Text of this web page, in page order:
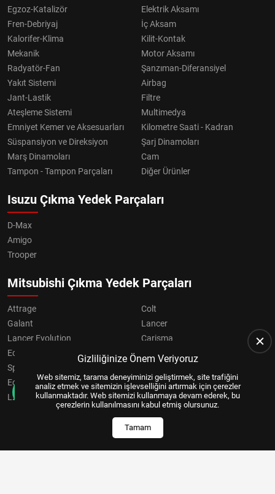
Egzoz-Katalizör
Elektrik Aksamı
Fren-Debriyaj
İç Aksam
Kalorifer-Klima
Kilit-Kontak
Mekanik
Motor Aksamı
Radyatör-Fan
Şanzıman-Diferansiyel
Yakıt Sistemi
Airbag
Jant-Lastik
Filtre
Ateşleme Sistemi
Multimedya
Emniyet Kemer ve Aksesuarları
Kilometre Saati - Kadran
Süspansiyon ve Direksiyon
Şarj Dinamoları
Marş Dinamoları
Cam
Tampon - Tampon Parçaları
Diğer Ürünler
Isuzu Çıkma Yedek Parçaları
D-Max
Amigo
Trooper
Mitsubishi Çıkma Yedek Parçaları
Attrage
Colt
Galant
Lancer
Lancer Evolution
Carisma
Eclipse
Grandis
Space Star
Eclipse Cross
OUTLANDER
L200
Pajero
Gizliliğinize Önem Veriyoruz
Web sitemiz, tarama deneyiminizi geliştirmek, site trafiğini
analiz etmek ve sitemizin işlevselliğini artırmak için çerezler
kullanmaktadır. Web sitemizi kullanmaya devam ederek, bu
çerezlerin kullanılmasını kabul etmiş olursunuz.
Tamam